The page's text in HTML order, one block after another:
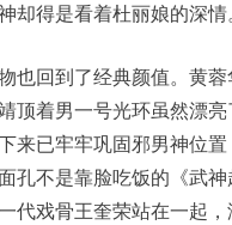
却得是看着杜丽娘的深情
也回到了经典颜值。黄
顶着男一号光环虽然漂
来已牢牢巩固邪男神位
孔不是靠脸吃饭的《武
代戏骨王奎荣站在一起